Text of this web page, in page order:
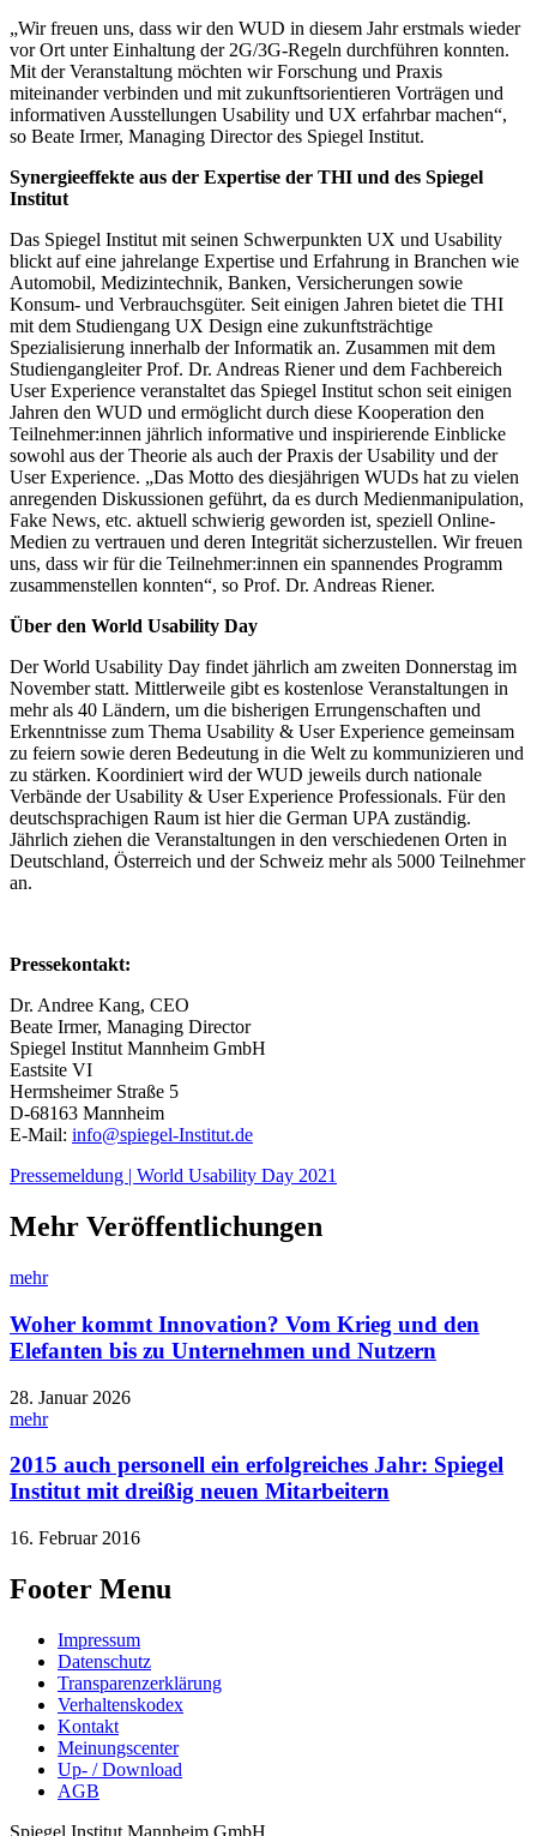
„Wir freuen uns, dass wir den WUD in diesem Jahr erstmals wieder
vor Ort unter Einhaltung der 2G/3G-Regeln durchführen konnten.
Mit der Veranstaltung möchten wir Forschung und Praxis
miteinander verbinden und mit zukunftsorientieren Vorträgen und
informativen Ausstellungen Usability und UX erfahrbar machen“,
so Beate Irmer, Managing Director des Spiegel Institut.
Synergieeffekte aus der Expertise der THI und des Spiegel
Institut
Das Spiegel Institut mit seinen Schwerpunkten UX und Usability
blickt auf eine jahrelange Expertise und Erfahrung in Branchen wie
Automobil, Medizintechnik, Banken, Versicherungen sowie
Konsum- und Verbrauchsgüter. Seit einigen Jahren bietet die THI
mit dem Studiengang UX Design eine zukunftsträchtige
Spezialisierung innerhalb der Informatik an. Zusammen mit dem
Studiengangleiter Prof. Dr. Andreas Riener und dem Fachbereich
User Experience veranstaltet das Spiegel Institut schon seit einigen
Jahren den WUD und ermöglicht durch diese Kooperation den
Teilnehmer:innen jährlich informative und inspirierende Einblicke
sowohl aus der Theorie als auch der Praxis der Usability und der
User Experience. „Das Motto des diesjährigen WUDs hat zu vielen
anregenden Diskussionen geführt, da es durch Medienmanipulation,
Fake News, etc. aktuell schwierig geworden ist, speziell Online-
Medien zu vertrauen und deren Integrität sicherzustellen. Wir freuen
uns, dass wir für die Teilnehmer:innen ein spannendes Programm
zusammenstellen konnten“, so Prof. Dr. Andreas Riener.
Über den World Usability Day
Der World Usability Day findet jährlich am zweiten Donnerstag im
November statt. Mittlerweile gibt es kostenlose Veranstaltungen in
mehr als 40 Ländern, um die bisherigen Errungenschaften und
Erkenntnisse zum Thema Usability & User Experience gemeinsam
zu feiern sowie deren Bedeutung in die Welt zu kommunizieren und
zu stärken. Koordiniert wird der WUD jeweils durch nationale
Verbände der Usability & User Experience Professionals. Für den
deutschsprachigen Raum ist hier die German UPA zuständig.
Jährlich ziehen die Veranstaltungen in den verschiedenen Orten in
Deutschland, Österreich und der Schweiz mehr als 5000 Teilnehmer
an.
Pressekontakt:
Dr. Andree Kang, CEO
Beate Irmer, Managing Director
Spiegel Institut Mannheim GmbH
Eastsite VI
Hermsheimer Straße 5
D-68163 Mannheim
E-Mail: info@spiegel-Institut.de
Pressemeldung | World Usability Day 2021
Mehr Veröffentlichungen
mehr
Woher kommt Innovation? Vom Krieg und den
Elefanten bis zu Unternehmen und Nutzern
28. Januar 2026
mehr
2015 auch personell ein erfolgreiches Jahr: Spiegel
Institut mit dreißig neuen Mitarbeitern
16. Februar 2016
Footer Menu
Impressum
Datenschutz
Transparenzerklärung
Verhaltenskodex
Kontakt
Meinungscenter
Up- / Download
AGB
Spiegel Institut Mannheim GmbH